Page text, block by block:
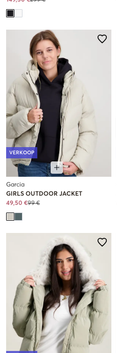
VERKOOP
Garcia
GIRLS OUTDOOR JACKET
49,50 €99 €